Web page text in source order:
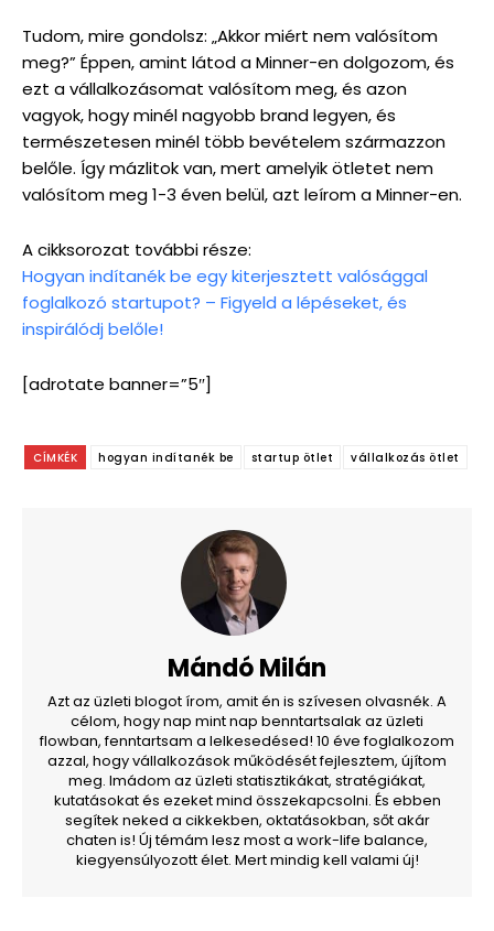
Tudom, mire gondolsz: „Akkor miért nem valósítom
meg?” Éppen, amint látod a Minner-en dolgozom, és
ezt a vállalkozásomat valósítom meg, és azon
vagyok, hogy minél nagyobb brand legyen, és
természetesen minél több bevételem származzon
belőle. Így mázlitok van, mert amelyik ötletet nem
valósítom meg 1-3 éven belül, azt leírom a Minner-en.
A cikksorozat további része:
Hogyan indítanék be egy kiterjesztett valósággal
foglalkozó startupot? – Figyeld a lépéseket, és
inspirálódj belőle!
[adrotate banner=”5″]
CÍMKÉK hogyan indítanék be startup ötlet vállalkozás ötlet
Mándó Milán
Azt az üzleti blogot írom, amit én is szívesen olvasnék. A
célom, hogy nap mint nap benntartsalak az üzleti
flowban, fenntartsam a lelkesedésed! 10 éve foglalkozom
azzal, hogy vállalkozások működését fejlesztem, újítom
meg. Imádom az üzleti statisztikákat, stratégiákat,
kutatásokat és ezeket mind összekapcsolni. És ebben
segítek neked a cikkekben, oktatásokban, sőt akár
chaten is! Új témám lesz most a work-life balance,
kiegyensúlyozott élet. Mert mindig kell valami új!